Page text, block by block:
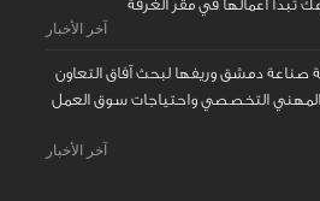
تبدأ اعمالها في مقر الغرفة
آخر الأخبار
دمشق وريفها لبحث آفاق التعاون
المهني التخصصي واحتياجات سوق العمل
آخر الأخبار